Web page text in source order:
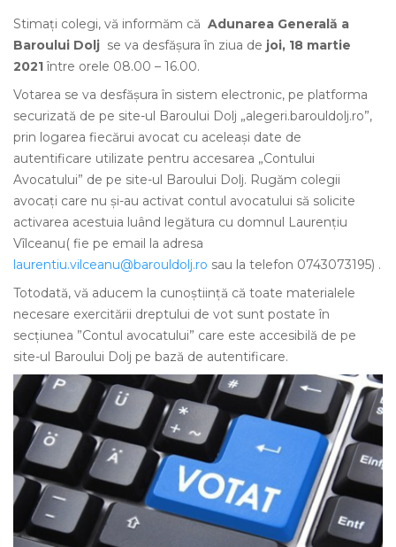
Stimați colegi, vă informăm că Adunarea Generală a
Baroului Dolj se va desfășura în ziua de joi, 18 martie
2021între orele 08.00 – 16.00.
Votarea se va desfăşura în sistem electronic, pe platforma
securizată de pe site-ul Baroului Dolj „alegeri.barouldolj.ro”,
prin logarea fiecărui avocat cu aceleaşi date de
autentificare utilizate pentru accesarea „Contului
Avocatului” de pe site-ul Baroului Dolj. Rugăm colegii
avocați care nu și-au activat contul avocatului să solicite
activarea acestuia luând legătura cu domnul Laurențiu
Vîlceanu( fie pe email la adresa
laurentiu.vilceanu@barouldolj.ro sau la telefon 0743073195) .
Totodată, vă aducem la cunoștiință că toate materialele
necesare exercitării dreptului de vot sunt postate în
secțiunea ”Contul avocatului” care este accesibilă de pe
site-ul Baroului Dolj pe bază de autentificare.